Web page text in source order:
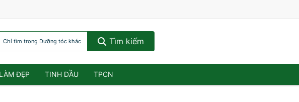
Chỉ tìm trong Dưỡng tóc khác Tìm kiếm
ĐẸP TINH DẦU TPCN